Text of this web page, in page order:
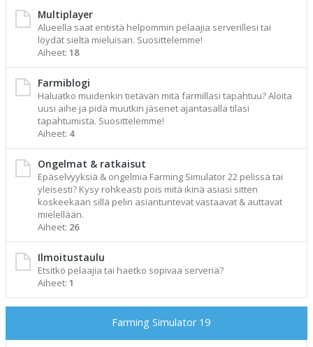
Multiplayer
Alueella saat entistä helpommin pelaajia serverillesi tai
löydät sieltä mieluisan. Suosittelemme!
Aiheet: 18
Farmiblogi
Haluatko muidenkin tietävän mitä farmillasi tapahtuu? Aloita
uusi aihe ja pidä muutkin jäsenet ajantasalla tilasi
tapahtumista. Suosittelemme!
Aiheet: 4
Ongelmat & ratkaisut
Epäselvyyksiä & ongelmia Farming Simulator 22 pelissä tai
yleisesti? Kysy rohkeasti pois mitä ikinä asiasi sitten
koskeekaan sillä pelin asiantuntevat vastaavat & auttavat
mielellään.
Aiheet: 26
Ilmoitustaulu
Etsitkö pelaajia tai haetko sopivaa serveriä?
Aiheet: 1
Farming Simulator 19